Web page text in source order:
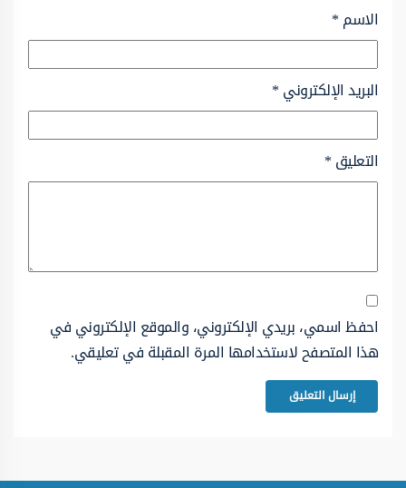
الاسم*
البريد الإلكتروني*
التعليق*
احفظ اسمي، بريدي الإلكتروني، والموقع الإلكتروني في
هذا المتصفح لاستخدامها المرة المقبلة في تعليقي.